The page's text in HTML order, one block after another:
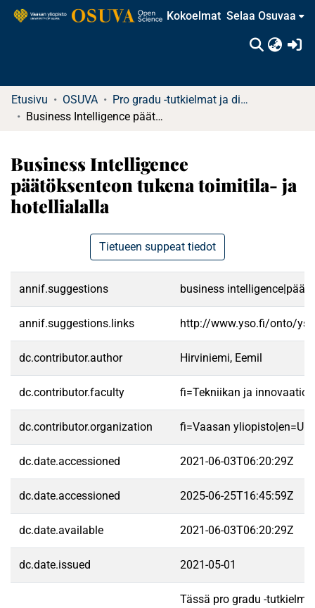
Kokoelmat Selaa Osuvaa
Etusivu OSUVA
Pro gradu -tutkielmat ja diplomityöt
Business Intelligence päätöksenteon tukena toimitila- ja hotellialalla
Business Intelligence
päätöksenteon tukena toimitila- ja
hotellialalla
Tietueen suppeat tiedot
annif.suggestions business
annif.suggestions.links http://www.yso.fi/onto/
dc.contributor.author Hirviniemi, Eemil
dc.contributor.faculty fi=Tekniikan ja
dc.contributor.organization fi=Vaasan
dc.date.accessioned 2021-06-03T06:20:29Z
dc.date.accessioned 2025-06-25T16:45:59Z
dc.date.available 2021-06-03T06:20:29Z
dc.date.issued 2021-05-01
Tässä pro gradu -